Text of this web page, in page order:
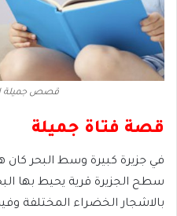
قصص جميلة
قصة فتاة جميلة
في جزيرة كبيرة وسط البحر كان
سطح الجزيرة قرية يحيط بها
بالاشجار الخضراء المختلفة